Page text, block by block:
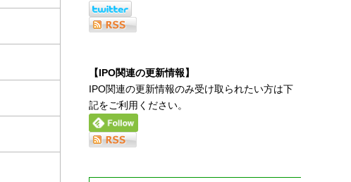
【IPO関連の更新情報】
IPO関連の更新情報のみ受け取られたい方は下
記をご利用ください。